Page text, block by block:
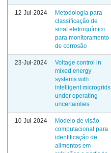
12-Jul-2024
Metodologia para
classificação de
sinal eletroquímico
para monitoramento
de corrosão
23-Jul-2024
Voltage control in
mixed energy
systems with
intelligent microgrids
under operating
uncertainties
10-Jul-2024
Modelo de visão
computacional para
identificação de
alimentos em